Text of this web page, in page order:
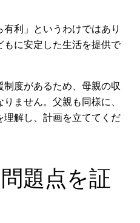
有利」というわけではあり
もに安定した生活を提供で
度があるため、母親の収
ません。父親も同様に、
理解し、計画を立ててくだ
題点を証